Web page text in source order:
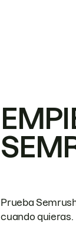
Prueba
cuando quieras.